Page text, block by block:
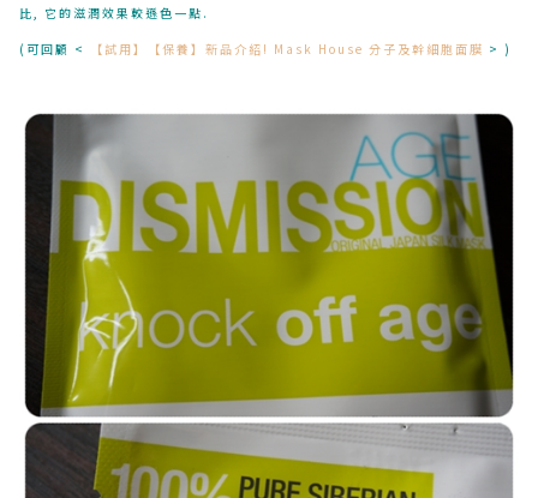
比, 它的滋潤效果較遜色一點.
(可回顧 <
【試用】【保養】新品介紹! Mask House 分子及幹細胞面膜 > )